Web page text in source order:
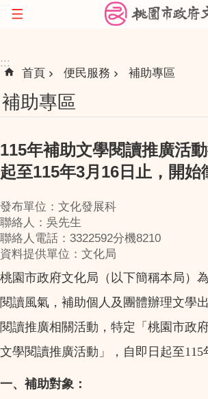
跳到主要內容區塊
:::
首頁 便民服務 補助專區
補助專區
115年補助文學閱讀推廣活
起至115年3月16日止，開始
發布單位：文化發展科
聯絡人：吳先生
聯絡人電話：3322592分機8210
資料提供單位：文化局
桃園市政府文化局（以下簡稱本局）
閱讀風氣，補助個人及團體辦理文學
閱讀推廣相關活動，特定「桃園市政
文學閱讀推廣活動」，自即日起至115
一、補助對象：